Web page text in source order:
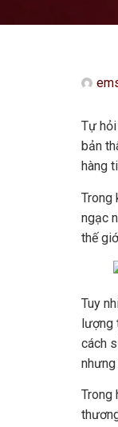
Tự
bản
hàng
Trong
ngạc
thế
Tuy
lượng
cách
Trong